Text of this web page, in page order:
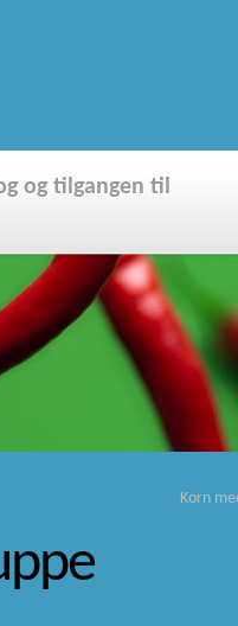
og tilgangen til
Korn